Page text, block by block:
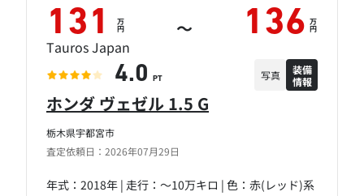
栃木県宇都宮市
査定依頼日：2026年07月29日
ホンダ ヴェゼル 1.5 G
年式：2018年 | 走行：～10万キロ | 色：赤(レッド)系
131 万
円 ～ 136 万
円
Tauros Japan
4.0 PT 写真
装備
情報